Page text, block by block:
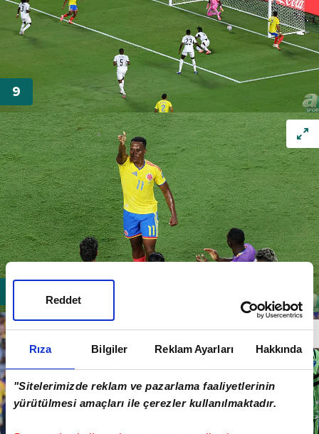
Rıza Bilgiler Reklam Ayarları Hakkında
"Sitelerimizde reklam ve pazarlama faaliyetlerinin
yürütülmesi amaçları ile çerezler kullanılmaktadır.
Reddet